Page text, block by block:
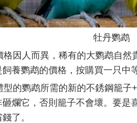
牡丹鹦鹉
因人而異，稀有的大鹦鹉自然
養鹦鹉的價格，按購買一只中
型的鹦鹉所需的新的不銹鋼籠
爛它，否則籠子不會壞。要是
了。